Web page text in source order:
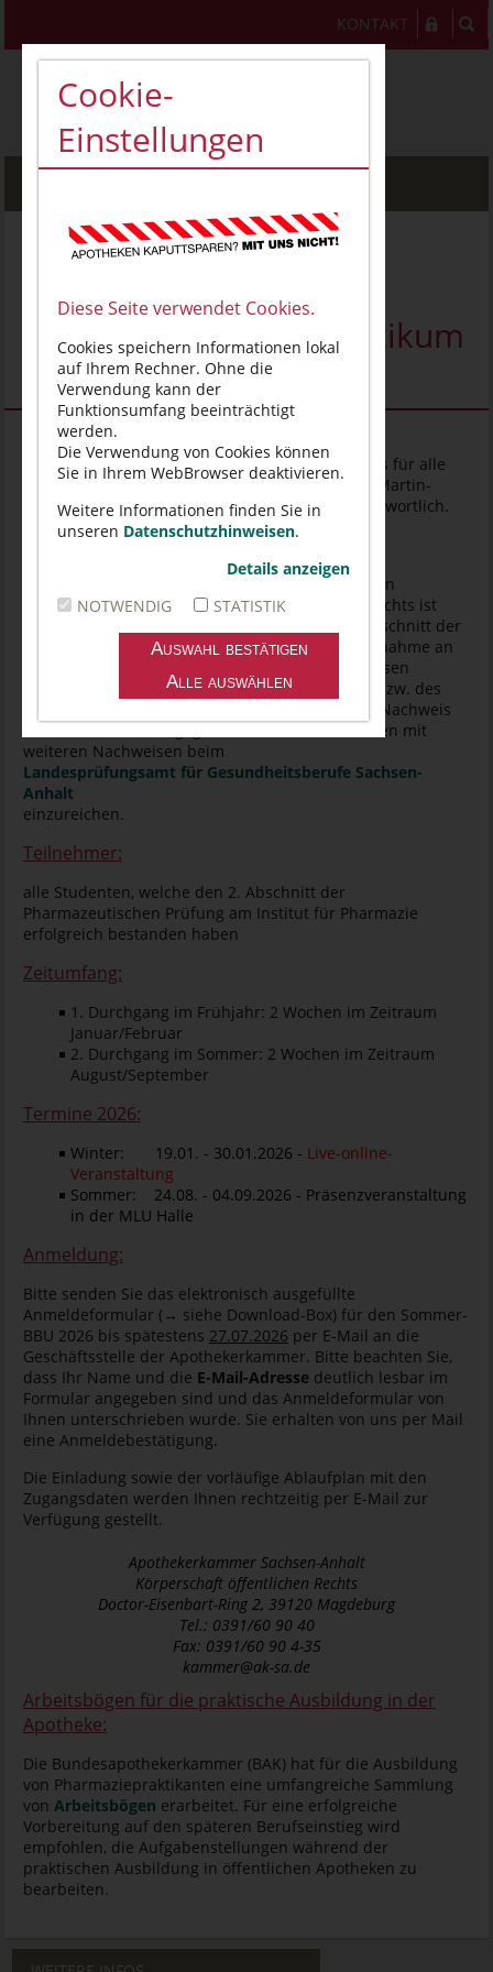
KONTAKT
Berufsbegleitender
Unterricht (BBU) für
Pharmazeuten im Praktikum
(PhiP)
Die Apothekerkammer Sachsen-Anhalt ist für die
Organisation des berufsbegleitenden Unterrichts für alle
Absolventen des Studienganges Pharmazie der Martin-
Luther-Universität Halle-Wittenberg (MLU) verantwortlich.
Pflicht zur regelmäßigen Teilnahme:
Der Nachweis über die regelmäßige Teilnahme an
Veranstaltungen des berufsbegleitenden Unterrichts ist
eine Voraussetzung für die Zulassung zum 3. Abschnitt der
Pharmazeutischen Prüfung. Dabei muss die Teilnahme an
zwei unterschiedlichen Durchgängen nachgewiesen
werden. Der zweimalige Besuch des Frühjahrs- bzw. des
Sommer-Durchgangs ist nicht ausreichend. Der Nachweis
ist innerhalb der vorgegebenen Fristen zusammen mit
weiteren Nachweisen beim
Landesprüfungsamt für Gesundheitsberufe Sachsen-
Anhalt
einzureichen.
Teilnehmer:
alle Studenten, welche den 2. Abschnitt der
Pharmazeutischen Prüfung am Institut für Pharmazie
erfolgreich bestanden haben
Zeitumfang:
1. Durchgang im Frühjahr: 2 Wochen im Zeitraum
Januar/Februar
2. Durchgang im Sommer: 2 Wochen im Zeitraum
August/September
Termine 2026:
Winter: 19.01. - 30.01.2026 - Live-online-
Veranstaltung
Sommer: 24.08. - 04.09.2026 - Präsenzveranstaltung
in der MLU Halle
Anmeldung:
Bitte senden Sie das elektronisch ausgefüllte
Anmeldeformular (→ siehe Download-Box) für den Sommer-
BBU 2026 bis spätestens 27.07.2026 per E-Mail an die
Geschäftsstelle der Apothekerkammer. Bitte beachten Sie,
dass Ihr Name und die E-Mail-Adresse deutlich lesbar im
Formular angegeben sind und das Anmeldeformular von
Ihnen unterschrieben wurde. Sie erhalten von uns per Mail
eine Anmeldebestätigung.
Die Einladung sowie der vorläufige Ablaufplan mit den
Zugangsdaten werden Ihnen rechtzeitig per E-Mail zur
Verfügung gestellt.
Apothekerkammer Sachsen-Anhalt
Körperschaft öffentlichen Rechts
Doctor-Eisenbart-Ring 2, 39120 Magdeburg
Tel.: 0391/60 90 40
Fax: 0391/60 90 4-35
kammer@ak-sa.de
Arbeitsbögen für die praktische Ausbildung in der
Apotheke:
Die Bundesapothekerkammer (BAK) hat für die Ausbildung
von Pharmaziepraktikanten eine umfangreiche Sammlung
von Arbeitsbögen erarbeitet. Für eine erfolgreiche
Vorbereitung auf den späteren Berufseinstieg wird
empfohlen, die Aufgabenstellungen während der
praktischen Ausbildung in öffentlichen Apotheken zu
bearbeiten.
Cookie-
Einstellungen
Diese Seite verwendet Cookies.
Cookies speichern Informationen lokal
auf Ihrem Rechner. Ohne die
Verwendung kann der
Funktionsumfang beeinträchtigt
werden.
Die Verwendung von Cookies können
Sie in Ihrem WebBrowser deaktivieren.
Weitere Informationen finden Sie in
unseren Datenschutzhinweisen.
Details anzeigen
NOTWENDIG
STATISTIK